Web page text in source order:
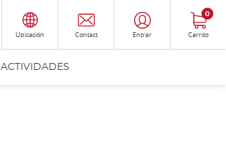
Ubicación Contact Entrar Carrito
0
ACTIVIDADES